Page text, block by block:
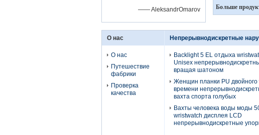
—— AleksandrOmarov Больше
О нас
О нас
Путешествие
фабрики
Проверка
качества
Непрерывнодискретные
Backlight 5 EL отдыха
Unisex
вращая шатоном
Женщин планки PU двойного
времени
вахта спорта голубых
Вахты человека воды моды
wristwatch дисплея LCD
непрерывнодискретные